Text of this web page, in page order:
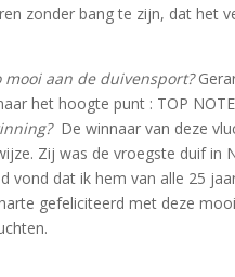
zonder bang te zijn, dat het
mooi aan de duivensport?
het hoogte punt : TOP
De winnaar van deze
Zij was de vroegste duif in
vond dat ik hem van alle 25
gefeliciteerd met deze